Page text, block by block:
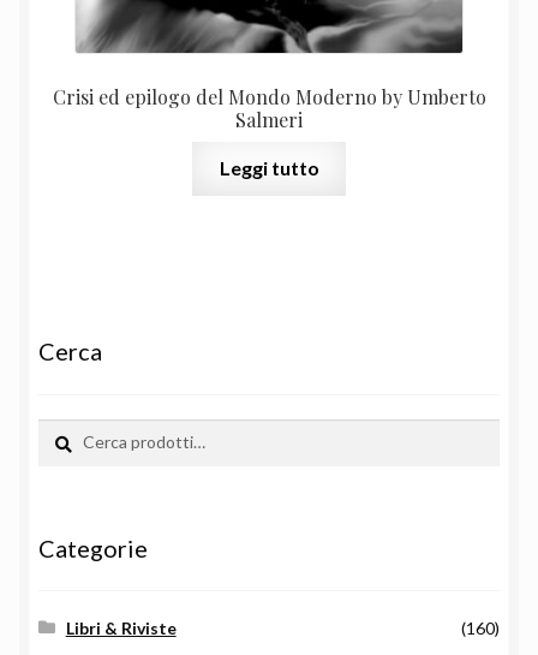
Crisi ed epilogo del Mondo Moderno by Umberto
Salmeri
Leggi tutto
Cerca
Cerca:
Cerca
Categorie
Libri & Riviste
(160)